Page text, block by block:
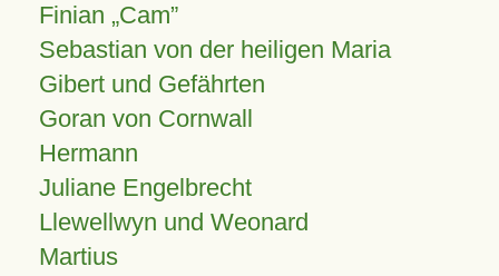
Finian Cam
Sebastian von der heiligen Maria
Gibert und Gefährten
Goran von Cornwall
Hermann
Juliane Engelbrecht
Llewellwyn und Weonard
Martius